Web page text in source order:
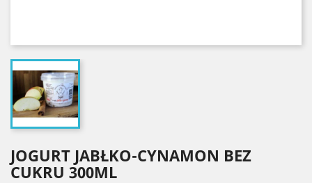
JOGURT JABŁKO-CYNAMON BEZ
CUKRU 300ML